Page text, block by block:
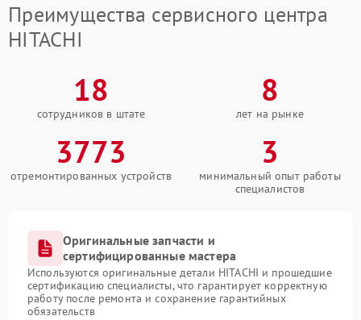
Преимущества сервисного центра
HITACHI
18
сотрудников в штате
8
лет на рынке
3773
отремонтированных устройств
3
минимальный опыт работы
специалистов
Оригинальные запчасти и
сертифицированные мастера
Используются оригинальные детали HITACHI и прошедшие
сертификацию специалисты, что гарантирует корректную
работу после ремонта и сохранение гарантийных
обязательств